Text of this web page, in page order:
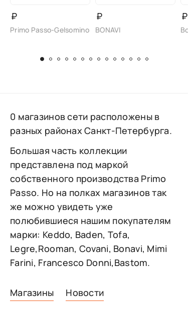
₽
Primo Passo-Gelsomino
₽
BONAVI
₽
Магазины Новости
0 магазинов сети расположены в
разных районах Санкт-Петербурга.
Большая часть коллекции
представлена под маркой
собственного производства Primo
Passo. Но на полках магазинов так
же можно увидеть уже
полюбившиеся нашим покупателям
марки: Keddo, Baden, Tofa,
Legre,Rooman, Covani, Bonavi, Mimi
Farini, Francesco Donni,Bastom.